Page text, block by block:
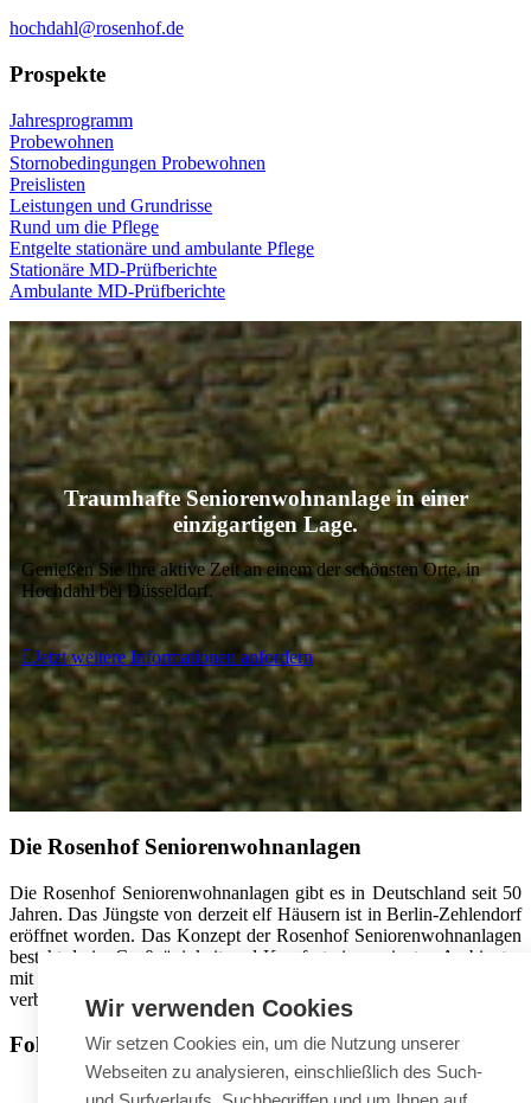
hochdahl@rosenhof.de
Prospekte
Jahresprogramm
Probewohnen
Stornobedingungen Probewohnen
Preislisten
Leistungen und Grundrisse
Rund um die Pflege
Entgelte stationäre und ambulante Pflege
Stationäre MD-Prüfberichte
Ambulante MD-Prüfberichte
Traumhafte Seniorenwohnanlage in einer
einzigartigen Lage.
Genießen Sie ihre aktive Zeit an einem der schönsten Orte, in
Hochdahl bei Düsseldorf.
Jetzt weitere Informationen anfordern
Die Rosenhof Seniorenwohnanlagen
Die Rosenhof Seniorenwohnanlagen gibt es in Deutschland seit 50
Jahren. Das Jüngste von derzeit elf Häusern ist in Berlin-Zehlendorf
eröffnet worden. Das Konzept der Rosenhof Seniorenwohnanlagen
besteht darin, Großzügigkeit und Komfort eines privaten Ambientes
mit dem Dienstleistungsangebot einer Seniorenwohnanlage zu
verbinden.
Follow us on
Facebook
Wir verwenden Cookies
Wir setzen Cookies ein, um die Nutzung unserer
Webseiten zu analysieren, einschließlich des Such-